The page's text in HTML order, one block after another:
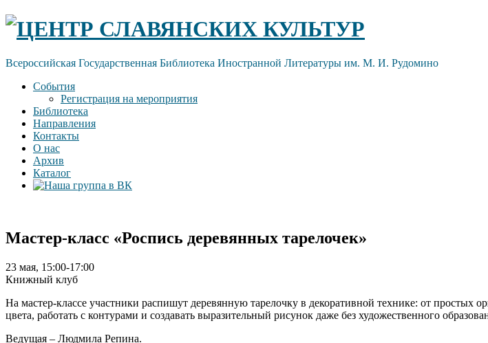
Skip
content
ЦЕНТР СЛАВЯНСКИХ КУЛЬТУР
Всероссийская Государственная Библиотека Иностранной Литературы им. М. И. Рудомино
События
Регистрация на мероприятия
Библиотека
Направления
Контакты
О нас
Архив
Каталог
Мастер-класс «Роспись деревянных тарелочек»
23 мая, 15:00-17:00
Книжный клуб
На мастер-классе участники распишут деревянную тарелочку в декоративной технике: от простых
цвета, работать с контурами и создавать выразительный рисунок даже без художественного
Ведущая – Людмила Репина.